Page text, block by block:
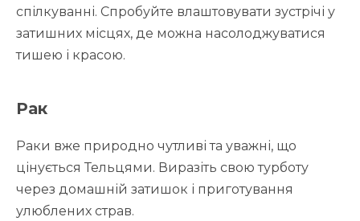
спілкуванні. Спробуйте влаштовувати зустрічі у
затишних місцях, де можна насолоджуватися
тишею і красою.
Рак
Раки вже природно чутливі та уважні, що
цінується Тельцями. Виразіть свою турботу
через домашній затишок і приготування
улюблених страв.